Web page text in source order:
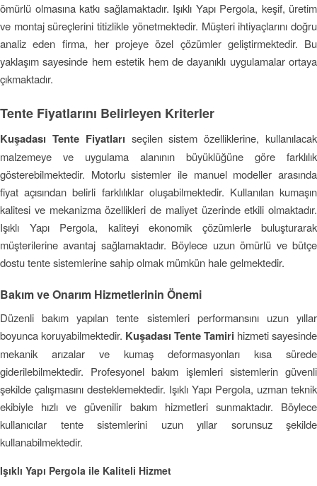
ömürlü olmasına katkı sağlamaktadır. Işıklı Yapı Pergola, keşif, üretim
ve montaj süreçlerini titizlikle yönetmektedir. Müşteri ihtiyaçlarını doğru
analiz eden firma, her projeye özel çözümler geliştirmektedir. Bu
yaklaşım sayesinde hem estetik hem de dayanıklı uygulamalar ortaya
çıkmaktadır.
Tente Fiyatlarını Belirleyen Kriterler
Kuşadası Tente Fiyatları seçilen sistem özelliklerine, kullanılacak
malzemeye ve uygulama alanının büyüklüğüne göre farklılık
gösterebilmektedir. Motorlu sistemler ile manuel modeller arasında
fiyat açısından belirli farklılıklar oluşabilmektedir. Kullanılan kumaşın
kalitesi ve mekanizma özellikleri de maliyet üzerinde etkili olmaktadır.
Işıklı Yapı Pergola, kaliteyi ekonomik çözümlerle buluşturarak
müşterilerine avantaj sağlamaktadır. Böylece uzun ömürlü ve bütçe
dostu tente sistemlerine sahip olmak mümkün hale gelmektedir.
Bakım ve Onarım Hizmetlerinin Önemi
Düzenli bakım yapılan tente sistemleri performansını uzun yıllar
boyunca koruyabilmektedir. Kuşadası Tente Tamiri hizmeti sayesinde
mekanik arızalar ve kumaş deformasyonları kısa sürede
giderilebilmektedir. Profesyonel bakım işlemleri sistemlerin güvenli
şekilde çalışmasını desteklemektedir. Işıklı Yapı Pergola, uzman teknik
ekibiyle hızlı ve güvenilir bakım hizmetleri sunmaktadır. Böylece
kullanıcılar tente sistemlerini uzun yıllar sorunsuz şekilde
kullanabilmektedir.
Işıklı Yapı Pergola ile Kaliteli Hizmet